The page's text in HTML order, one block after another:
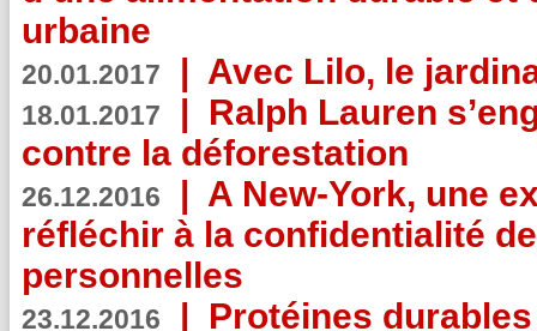
urbaine
20.01.2017 | Avec Lilo, le
18.01.2017 | Ralph Lauren
contre la déforestation
26.12.2016 | A New-York, une
réfléchir à la confidentialité
personnelles
23.12.2016 | Protéines